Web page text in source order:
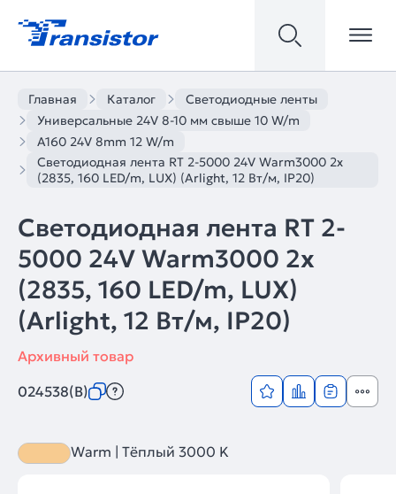
Главная Каталог
Светодиодные ленты
Универсальные 24V 8-10 мм свыше 10 W/m
A160 24V 8mm 12 W/m
Светодиодная лента RT 2-5000 24V Warm3000 2x
(2835, 160 LED/m, LUX) (Arlight, 12 Вт/м, IP20)
Светодиодная лента RT 2-
5000 24V Warm3000 2x
(2835, 160 LED/m, LUX)
(Arlight, 12 Вт/м, IP20)
Архивный товар
024538(B)
Warm | Тёплый 3000 K